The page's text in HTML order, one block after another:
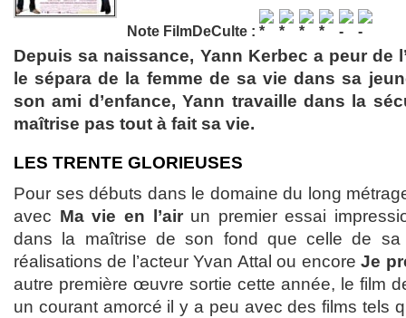
Note FilmDeCulte :
Depuis sa naissance, Yann Kerbec a peur de
le sépara de la femme de sa vie dans sa
son ami d’enfance, Yann travaille dans la
maîtrise pas tout à fait sa vie.
LES TRENTE GLORIEUSES
Pour ses débuts dans le domaine du long
avec Ma vie en l’airun premier essai
dans la maîtrise de son fond que celle de sa
réalisations de l’acteur Yvan Attal ou encoreJe
autre première œuvre sortie cette année, le film
un courant amorcé il y a peu avec des films tels